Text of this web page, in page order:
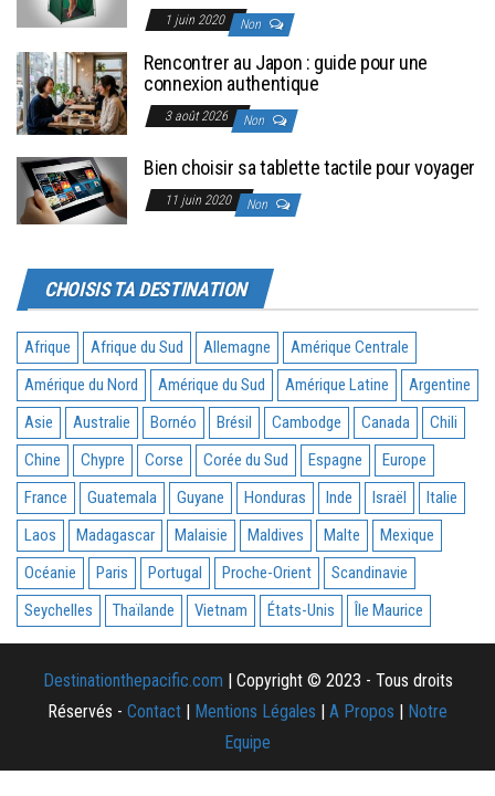
1 juin 2020 Non
Rencontrer au Japon : guide pour une
connexion authentique
3 août 2026 Non
Bien choisir sa tablette tactile pour voyager
11 juin 2020 Non
CHOISIS TA DESTINATION
Afrique Afrique du Sud Allemagne
Amérique Centrale
Amérique du Nord
Amérique du Sud Amérique Latine
Argentine
Asie
Australie Bornéo Brésil Cambodge Canada
Chili
Chine
Chypre Corse Corée du Sud Espagne
Europe
France
Guatemala Guyane Honduras Inde Israël
Italie
Laos
Madagascar Malaisie Maldives Malte
Mexique
Océanie
Paris Portugal Proche-Orient
Scandinavie
Seychelles
Thaïlande Vietnam États-Unis Île Maurice
Destinationthepacific.com | Copyright © 2023 - Tous droits
Réservés - Contact Mentions Légales A Propos
Notre
Equipe